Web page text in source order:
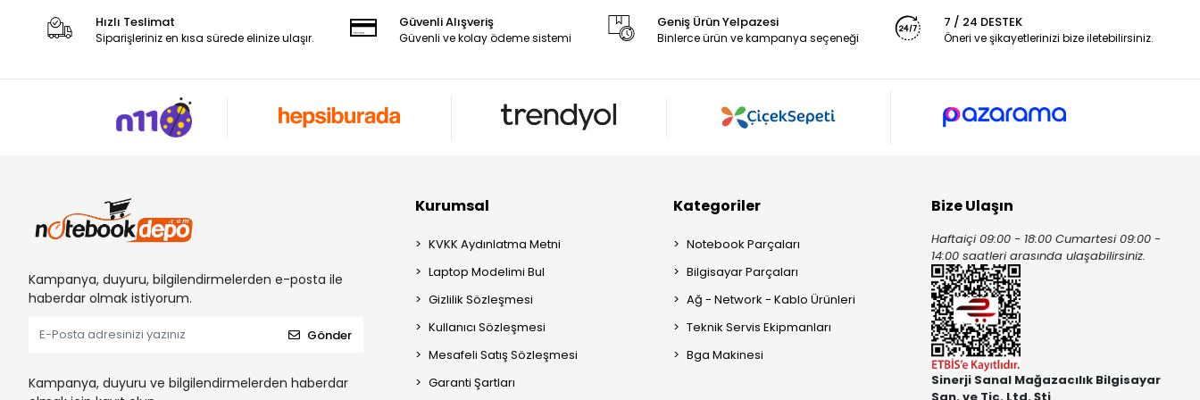
Hızlı Teslimat
Siparişleriniz en kısa sürede elinize ulaşır.
Güvenli Alışveriş
Güvenli ve kolay ödeme sistemi
Geniş Ürün Yelpazesi
Binlerce ürün ve kampanya seçeneği
7 / 24 DESTEK
Öneri ve şikayetlerinizi bize iletebilirsiniz.
Kampanya, duyuru, bilgilendirmelerden e-posta ile
haberdar olmak istiyorum.
Gönder
Kampanya, duyuru ve bilgilendirmelerden haberdar
Kurumsal
KVKK Aydınlatma Metni
Laptop Modelimi Bul
Gizlilik Sözleşmesi
Kullanıcı Sözleşmesi
Mesafeli Satış Sözleşmesi
Garanti Şartları
Kategoriler
Notebook Parçaları
Bilgisayar Parçaları
Ağ - Network - Kablo Ürünleri
Teknik Servis Ekipmanları
Bga Makinesi
Bize Ulaşın
Haftaiçi 09:00 - 18:00 Cumartesi 09:00 -
14:00 saatleri arasında ulaşabilirsiniz.
Sinerji Sanal Mağazacılık Bilgisayar